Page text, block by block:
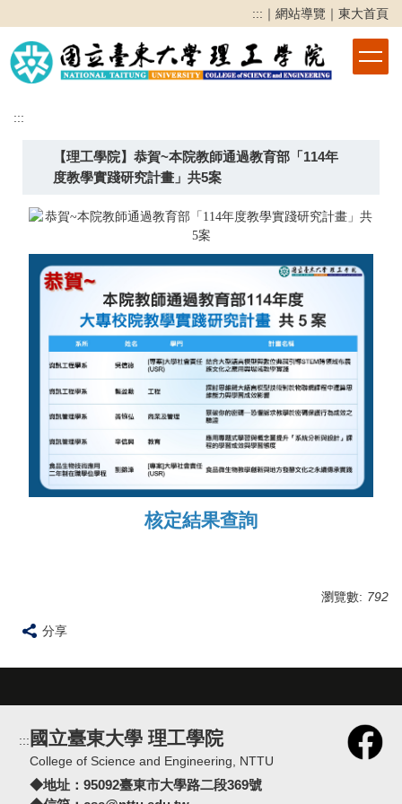
到
主
要
區
::: ｜ 網站導覽 ｜ 東大首頁
:::
【理工學院】恭賀~本院教師通過教育部「114年
度教學實踐研究計畫」共5案
核定結果查詢
瀏覽數: 792
分享
::: 國立臺東大學 理工學院
College of Science and Engineering, NTTU
◆地址： 95092臺東市大學路二段369號